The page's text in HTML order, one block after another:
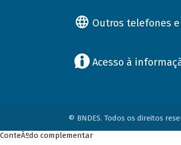
Outros telefones
Acesso à
© BNDES. Todos os direitos
ConteÃºdo complementar